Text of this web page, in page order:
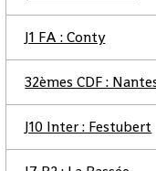
J1 FA : Conty
32èmes CDF :
J10 Inter : Festubert